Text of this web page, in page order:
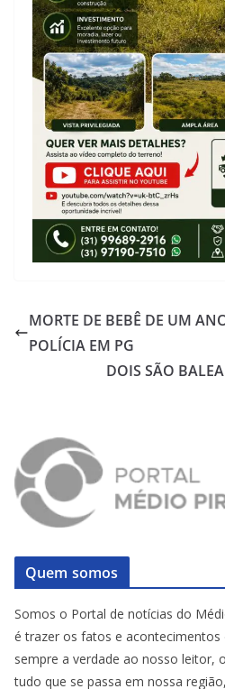
MORTE DE BEBÊ DE UM
POLÍCIA EM PG
DOIS SÃO
Quem somos
Somos o Portal de notícias do
é trazer os fatos e
sempre a verdade ao nosso leitor,
tudo que se passa em nossa